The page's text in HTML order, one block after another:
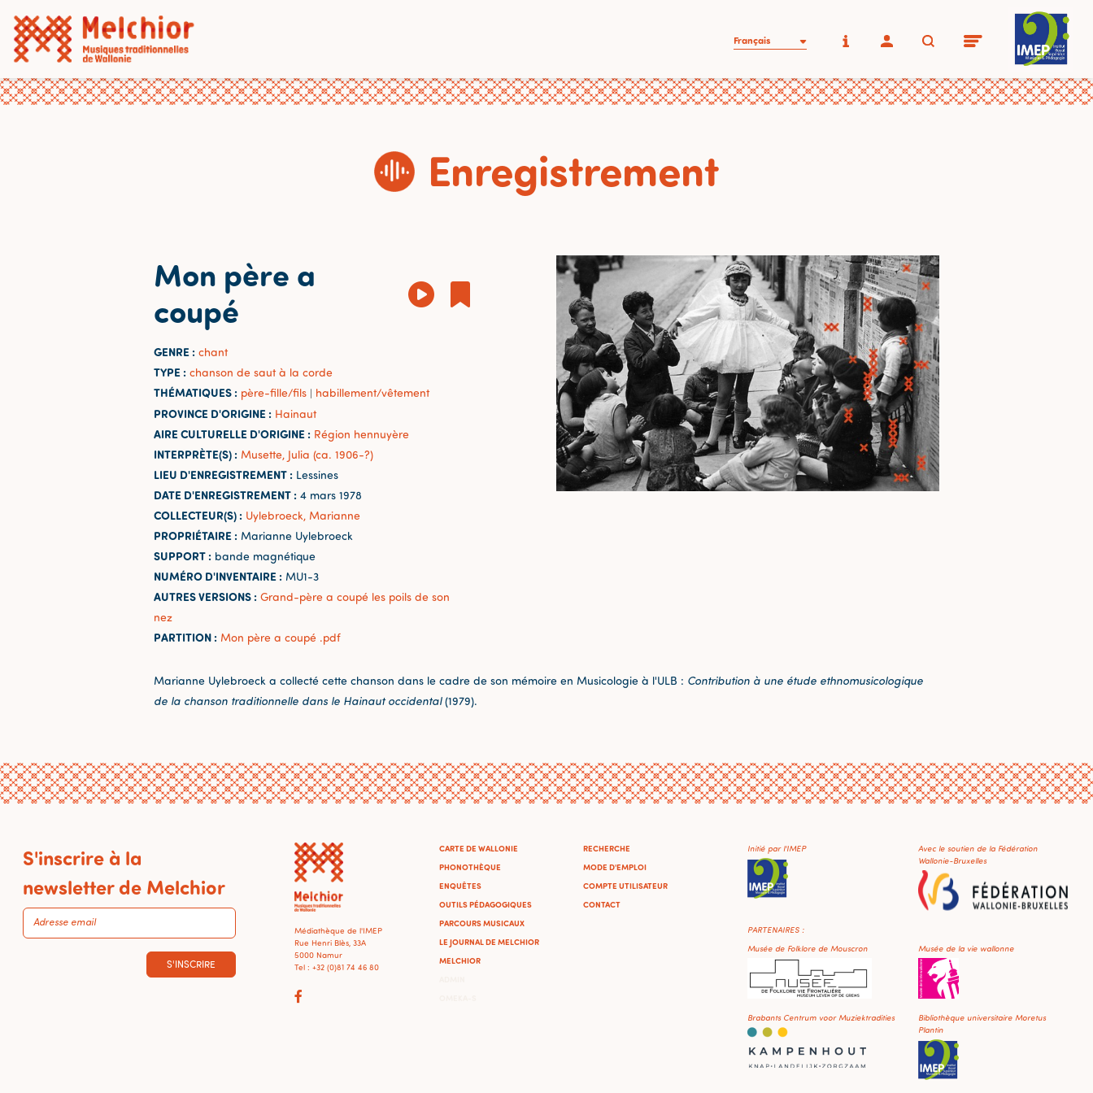
Français
Enregistrement
Mon père a
coupé
GENRE : chant
TYPE : chanson de saut à la corde
THÉMATIQUES : père-fille/fils | habillement/vêtement
PROVINCE D'ORIGINE : Hainaut
AIRE CULTURELLE D'ORIGINE : Région hennuyère
INTERPRÈTE(S) : Musette, Julia (ca. 1906-?)
LIEU D'ENREGISTREMENT : Lessines
DATE D'ENREGISTREMENT : 4 mars 1978
COLLECTEUR(S) : Uylebroeck, Marianne
PROPRIÉTAIRE : Marianne Uylebroeck
SUPPORT : bande magnétique
NUMÉRO D'INVENTAIRE : MU1-3
AUTRES VERSIONS : Grand-père a coupé les poils de son
nez
PARTITION : Mon père a coupé .pdf
Marianne Uylebroeck a collecté cette chanson dans le cadre de son mémoire en Musicologie à l'ULB : Contribution à une étude ethnomusicologique
de la chanson traditionnelle dans le Hainaut occidental(1979).
S'inscrire à la
newsletter de Melchior
S'INSCRIRE
Médiathèque de l'IMEP
Rue Henri Blès, 33A
5000 Namur
Tel : +32 (0)81 74 46 80
CARTE DE WALLONIE
PHONOTHÈQUE
ENQUÊTES
OUTILS PÉDAGOGIQUES
PARCOURS MUSICAUX
LE JOURNAL DE MELCHIOR
MELCHIOR
RECHERCHE
MODE D'EMPLOI
COMPTE UTILISATEUR
CONTACT
Initié par l'IMEP
Avec le soutien de la Fédération
Wallonie-Bruxelles
PARTENAIRES :
Musée de Folklore de Mouscron
Musée de la vie wallonne
Brabants Centrum voor Muziektradities
Bibliothèque universitaire Moretus
Plantin